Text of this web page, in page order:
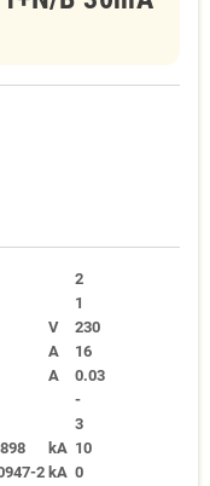
2
1
V
230
A
16
A
0.03
-
3
kA 10
2 kA 0